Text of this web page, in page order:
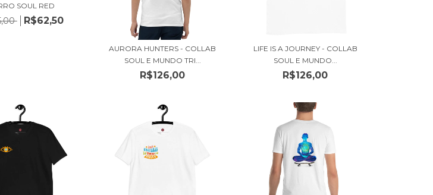
SOUL RED
R$62,50
AURORA HUNTERS - COLLAB
SOUL E MUNDO TRI...
R$126,00
LIFE IS A JOURNEY - COLLAB
SOUL E MUNDO...
R$126,00